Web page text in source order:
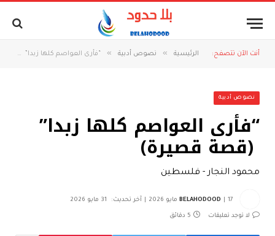
أنت الآن تتصفح: الرئيسية » نصوص أدبية » “فأرى العواصم كلها زبدا” (قصة قصيرة)
نصوص أدبية
“فأرى العواصم كلها زبدا”
(قصة قصيرة)
محمود النجار - فلسطين
BELAHODOOD 17 مايو 2026 آخر تحديث: 31 مايو 2026
لا توجد تعليقات 5 دقائق